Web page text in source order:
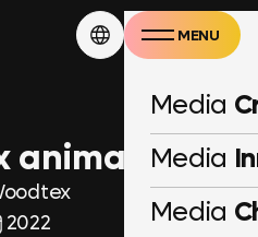
Media
Media
Media
MENU
CLOSE
animatie
2022